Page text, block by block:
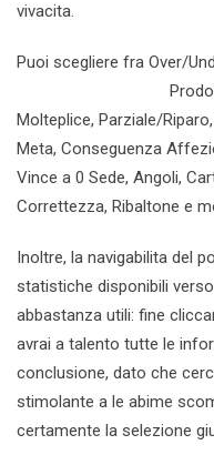
vivacita.
Puoi scegliere fra Over/
Molteplice, Parziale/
Meta, Conseguenza
Vince a 0 Sede, Angoli,
Correttezza, Ribaltone e
Inoltre, la navigabilita del
statistiche disponibili
abbastanza utili: fine
avrai a talento tutte le
conclusione, dato che
stimolante a le abime
certamente la selezione